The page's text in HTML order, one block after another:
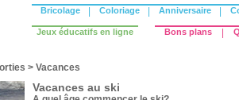
Bricolage Coloriage Anniversaire
Jeux éducatifs en ligne Bons plans
> Vacances
Vacances au ski